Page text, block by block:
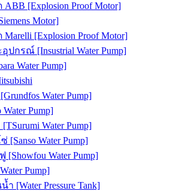
[Explosion Proof Motor]
Motor]
[Explosion Proof Motor]
กรณ์ [Insustrial Water Pump]
Water Pump]
Water Pump]
Pump]
Water Pump]
Water Pump]
Water Pump]
Pump]
[Water Pressure Tank]